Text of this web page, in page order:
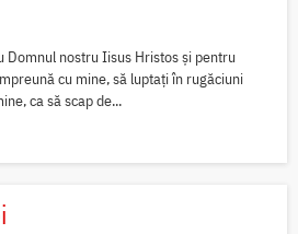
Domnul nostru Iisus Hristos și pentru
cu mine, să luptați în rugăciuni
ca să scap de...